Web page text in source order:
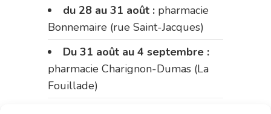
du 28 au 31 août : pharmacie
Bonnemaire (rue Saint-Jacques)
Du 31 août au 4 septembre :
pharmacie Charignon-Dumas (La
Fouillade)